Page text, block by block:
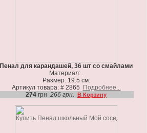
Пенал для карандашей, 36 шт со смайлами
Материал: .
Размер: 19.5 см.
Артикул товара: # 2865
Подробнее...
274 грн 266 грн. В Корзину